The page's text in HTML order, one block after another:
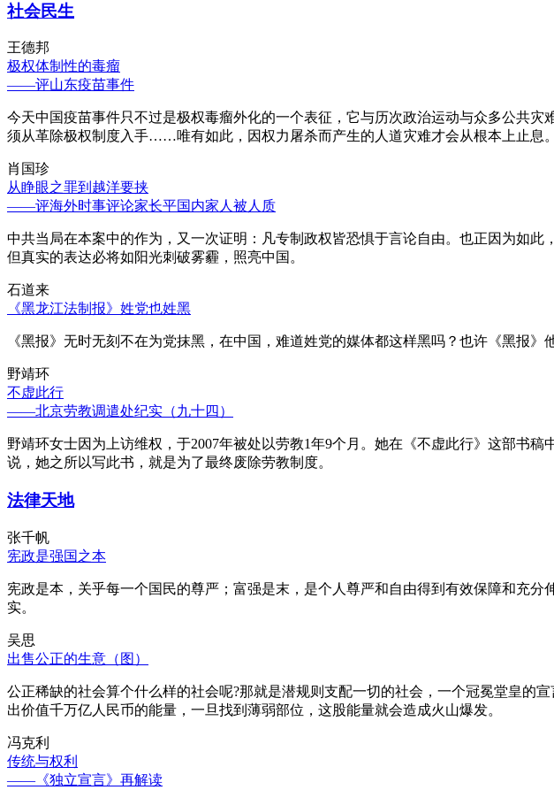
社会民生
王德邦
极权体制性的毒瘤
——评山东疫苗事件
今天中国疫苗事件只不过是极权毒瘤外化的一个表征，它与历次政治运动与众多公共
须从革除极权制度入手……唯有如此，因权力屠杀而产生的人道灾难才会从根本上止息。
肖国珍
从睁眼之罪到越洋要挟
——评海外时事评论家长平国内家人被人质
中共当局在本案中的作为，又一次证明：凡专制政权皆恐惧于言论自由。也正因为如
但真实的表达必将如阳光刺破雾霾，照亮中国。
石道来
《黑龙江法制报》姓党也姓黑
《黑报》无时无刻不在为党抹黑，在中国，难道姓党的媒体都这样黑吗？也许《黑报》
野靖环
不虚此行
——北京劳教调遣处纪实（九十四）
野靖环女士因为上访维权，于2007年被处以劳教1年9个月。她在《不虚此行》这部书
说，她之所以写此书，就是为了最终废除劳教制度。
法律天地
张千帆
宪政是强国之本
宪政是本，关乎每一个国民的尊严；富强是末，是个人尊严和自由得到有效保障和充
实。
吴思
出售公正的生意（图）
公正稀缺的社会算个什么样的社会呢?那就是潜规则支配一切的社会，一个冠冕堂皇的
出价值千万亿人民币的能量，一旦找到薄弱部位，这股能量就会造成火山爆发。
冯克利
传统与权利
——《独立宣言》再解读